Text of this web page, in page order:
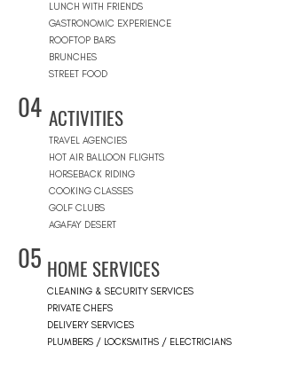
LUNCH WITH FRIENDS
GASTRONOMIC EXPERIENCE
ROOFTOP BARS
BRUNCHES
STREET FOOD
04 ACTIVITIES
TRAVEL AGENCIES
HOT AIR BALLOON FLIGHTS
HORSEBACK RIDING
COOKING CLASSES
GOLF CLUBS
AGAFAY DESERT
05 HOME SERVICES
CLEANING & SECURITY SERVICES
PRIVATE CHEFS
DELIVERY SERVICES
PLUMBERS / LOCKSMITHS / ELECTRICIANS